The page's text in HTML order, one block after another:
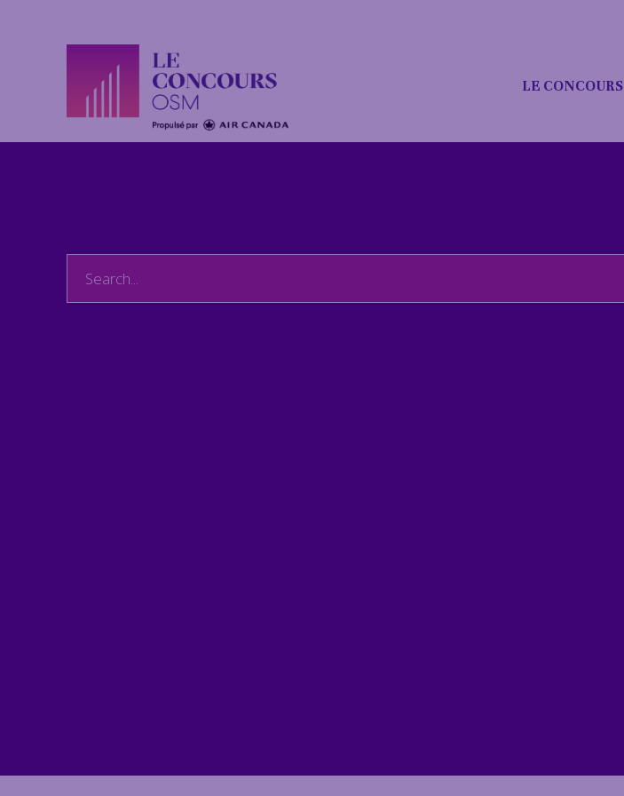
LE CONCOURS
for: